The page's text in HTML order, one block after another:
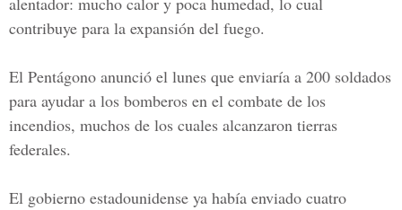
contribuye para la expansión del fuego.
El Pentágono anunció el lunes que enviaría a 200 soldados
para ayudar a los bomberos en el combate de los
incendios, muchos de los cuales alcanzaron tierras
federales.
El gobierno estadounidense ya había enviado cuatro